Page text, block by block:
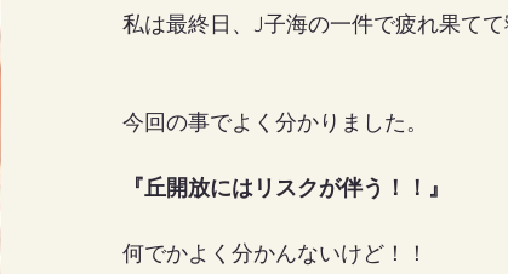
私は最終日、J子海の一件で疲れ果て
今回の事でよく分かりました。
『丘開放にはリスクが伴う！！』
何でかよく分かんないけど！！